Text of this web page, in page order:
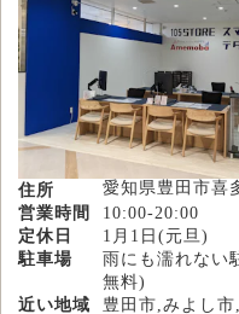
住所
愛知県豊田市喜
営業時間
10:00-20:00
定休日
1月1日(元旦)
駐車場
雨にも濡れない
無料)
近い地域
豊田市,みよし